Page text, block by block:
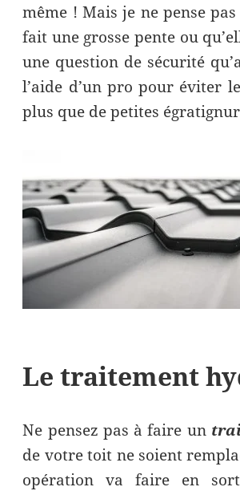
même ! Mais je ne pense
fait une grosse pente ou
une question de sécurité
l’aide d’un pro pour éviter
plus que de petites
Le traitement
Ne pensez pas à faire un
de votre toit ne soient
opération va faire en